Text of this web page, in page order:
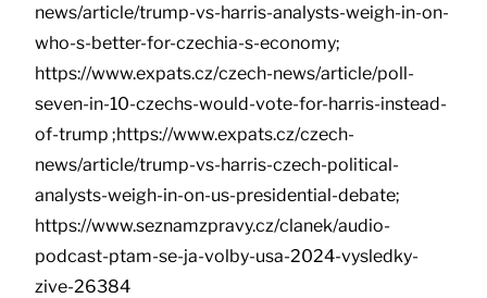
news/article/trump-vs-harris-analysts-weigh-in-on-
who-s-better-for-czechia-s-economy;
https://www.expats.cz/czech-news/article/poll-
seven-in-10-czechs-would-vote-for-harris-instead-
of-trump ;https://www.expats.cz/czech-
news/article/trump-vs-harris-czech-political-
analysts-weigh-in-on-us-presidential-debate;
https://www.seznamzpravy.cz/clanek/audio-
podcast-ptam-se-ja-volby-usa-2024-vysledky-
zive-26384